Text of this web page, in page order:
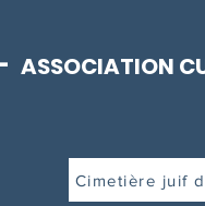
ASSOCIATION
Cimetière juif